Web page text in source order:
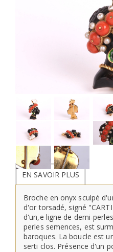
EN SAVOIR PLUS
Broche en onyx sculpé
d'or torsadé, signé
d'un,e ligne de demi-
perles semences, est
baroques. La boucle est
serti clos. Présence d'un